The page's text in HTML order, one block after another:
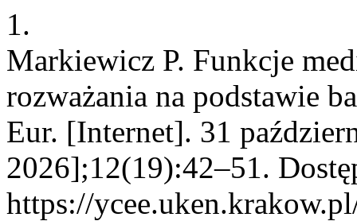
1.
Markiewicz P. Funkcje
rozważania na podstawie
Eur. [Internet]. 31
2026];12(19):42–51.
https://